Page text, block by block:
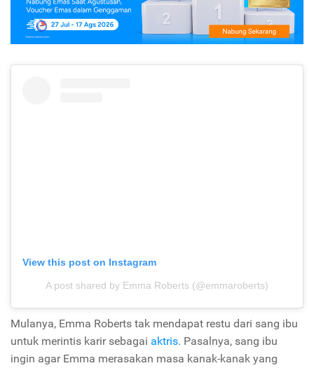
View this post on Instagram
A post shared by Emma Roberts (@emmaroberts)
Mulanya, Emma Roberts tak mendapat restu dari sang ibu
untuk merintis karir sebagai aktris. Pasalnya, sang ibu
ingin agar Emma merasakan masa kanak-kanak yang